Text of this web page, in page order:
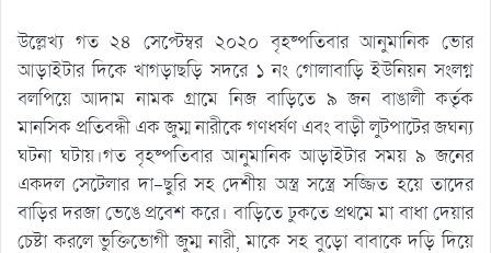
উল্লেখ্য গত ২৪ সেপ্টেম্বর ২০২০ বৃহষ্পতিবার আনুমানিক ভোর
আড়াইটার দিকে খাগড়াছড়ি সদরে ১ নং গোলাবাড়ি ইউনিয়ন সংলগ্ন
বলপিয়ে আদাম নামক গ্রামে নিজ বাড়িতে ৯ জন বাঙালী কর্তৃক
মানসিক প্রতিবন্ধী এক জুম্ম নারীকে গণধর্ষণ এবং বাড়ী লুটপাটের জঘন্য
ঘটনা ঘটায়।গত বৃহষ্পতিবার আনুমানিক আড়াইটার সময় ৯ জনের
একদল সেটেলার দা-ছুরি সহ দেশীয় অস্ত্র সস্ত্রে সজ্জিত হয়ে তাদের
বাড়ির দরজা ভেঙে প্রবেশ করে। বাড়িতে ঢুকতে প্রথমে মা বাধা দেয়ার
চেষ্টা করলে ভুক্তিভোগী জুম্ম নারী, মাকে সহ বুড়ো বাবাকে দড়ি দিয়ে